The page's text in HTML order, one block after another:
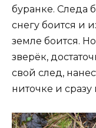
буранке. Следа
снегу боится и
земле боится.
зверёк,
свой след,
ниточке и сразу